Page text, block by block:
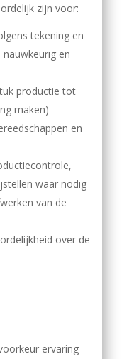
zijn voor:
tekening en
en
productie tot
maken)
en
waar nodig
van de
over de
ervaring